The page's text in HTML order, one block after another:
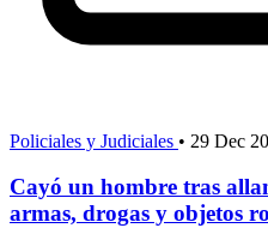
Policiales y Judiciales • 29 Dec
Cayó un hombre tras
armas, drogas y objetos